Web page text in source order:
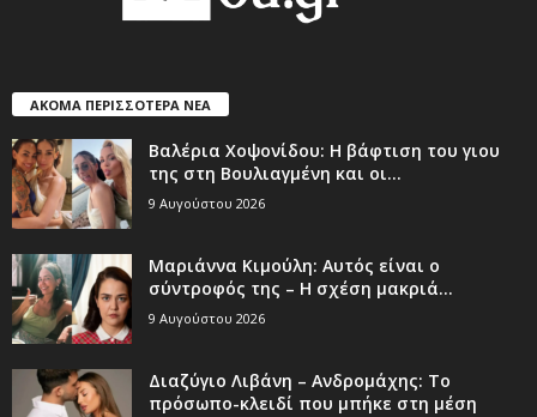
ΑΚΟΜΑ ΠΕΡΙΣΣΟΤΕΡΑ ΝΕΑ
Βαλέρια Χοψονίδου: Η βάφτιση του γιου
της στη Βουλιαγμένη και οι...
9 Αυγούστου 2026
Μαριάννα Κιμούλη: Αυτός είναι ο
σύντροφός της – Η σχέση μακριά...
9 Αυγούστου 2026
Διαζύγιο Λιβάνη – Ανδρομάχης: Το
πρόσωπο-κλειδί που μπήκε στη μέση